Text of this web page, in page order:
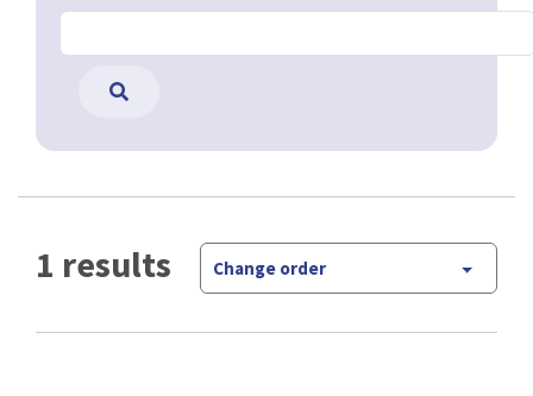
1 results Change order